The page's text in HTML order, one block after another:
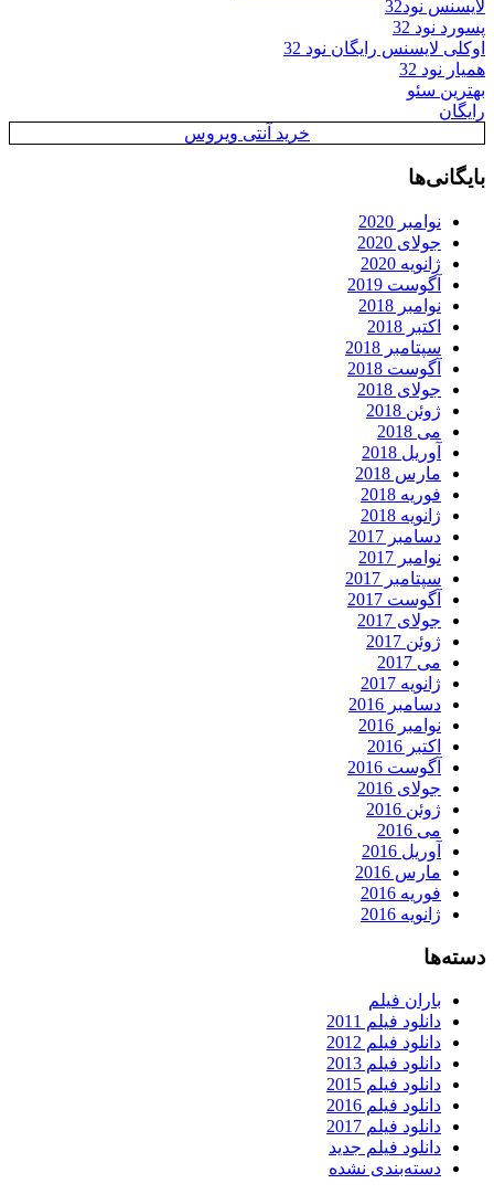
لایسنس نود32
پسورد نود 32
اوکلی لایسنس رایگان نود 32
همیار نود 32
بهترین سئو
رایگان
خرید آنتی ویروس
بایگانی‌ها
نوامبر 2020
جولای 2020
ژانویه 2020
آگوست 2019
نوامبر 2018
اکتبر 2018
سپتامبر 2018
آگوست 2018
جولای 2018
ژوئن 2018
می 2018
آوریل 2018
مارس 2018
فوریه 2018
ژانویه 2018
دسامبر 2017
نوامبر 2017
سپتامبر 2017
آگوست 2017
جولای 2017
ژوئن 2017
می 2017
ژانویه 2017
دسامبر 2016
نوامبر 2016
اکتبر 2016
آگوست 2016
جولای 2016
ژوئن 2016
می 2016
آوریل 2016
مارس 2016
فوریه 2016
ژانویه 2016
دسته‌ها
باران فیلم
دانلود فیلم 2011
دانلود فیلم 2012
دانلود فیلم 2013
دانلود فیلم 2015
دانلود فیلم 2016
دانلود فیلم 2017
دانلود فیلم جدید
دسته‌بندی نشده